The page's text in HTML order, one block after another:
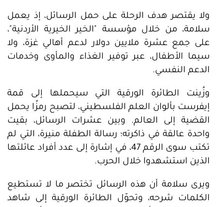
ولا يقتصر هدف الرحلة على حمل الرسائل، إذ يعمل
سلامة، من خلال مؤسسة "الخير الخيرية الأردنية"،
على جمع عشرة ملايين دولار لدعم أهالي غزة، ولا
سيما الأطفال، عبر توفير الغذاء والمأوى وخدمات
الدعم النفسي.
وزُينت الطائرة الورقية التي سيحملها إلى قمة
إيفرست بألوان العلم الفلسطيني، لتصبح رمزًا يحمل
القضية إلى العالم. وبين عشرات الرسائل، بقيت
واحدة عالقة في ذاكرته؛ رسالة الطفلة منيرة، التي لم
تكتب سوى الرقم 47، في إشارة إلى عدد أفراد عائلتها
الذين استشهدوا خلال الحرب.
ويرى سلامة أن هذه الرسائل تختصر ما لا تستطيع
الكلمات شرحه، وتحوّل الطائرة الورقية إلى شاهد